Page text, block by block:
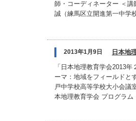
師・コーディネーター ＜
誠（練馬区立開進第一中
2013年1月9日
日本地
「日本地理教育学会2013
ーマ：地域をフィールドと
戸中学校高等学校大小会議
本地理教育学会 プログラ